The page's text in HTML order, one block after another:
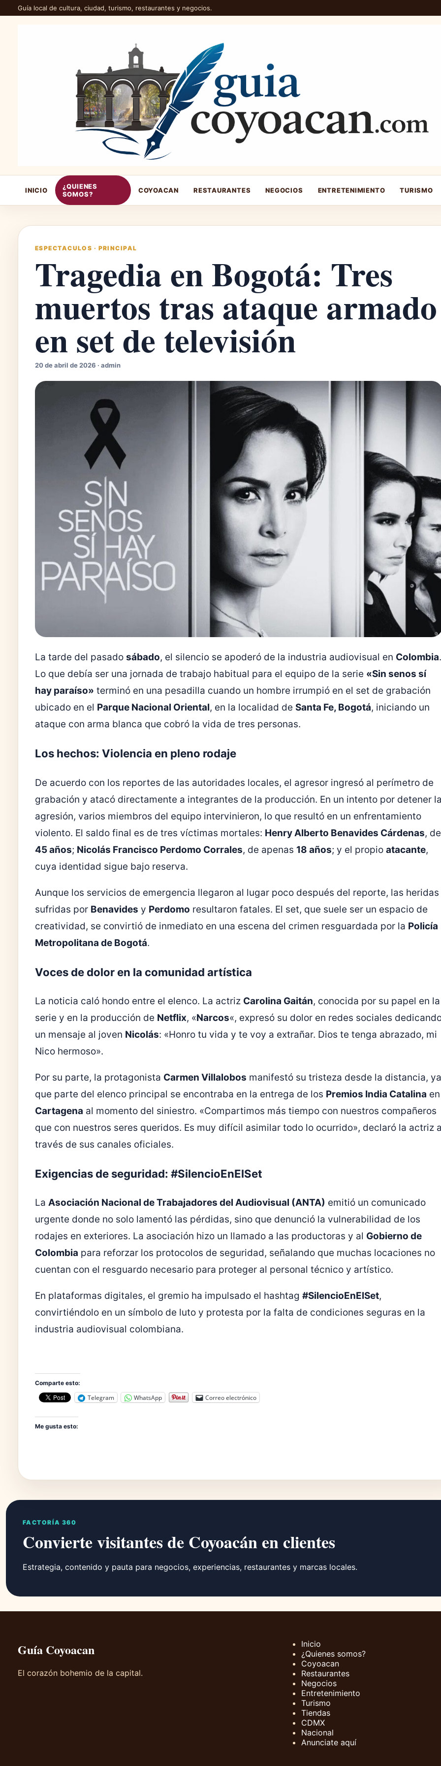
Guía local de cultura, ciudad, turismo, restaurantes y negocios.
INICIO
¿QUIENES
SOMOS?
COYOACAN RESTAURANTES NEGOCIOS ENTRETENIMIENTO TURISMO
ESPECTACULOS · PRINCIPAL
Tragedia en Bogotá: Tres
muertos tras ataque armado
en set de televisión
20 de abril de 2026 · admin
La tarde del pasado sábado, el silencio se apoderó de la industria audiovisual en Colombia.
Lo que debía ser una jornada de trabajo habitual para el equipo de la serie «Sin senos sí
hay paraíso» terminó en una pesadilla cuando un hombre irrumpió en el set de grabación
ubicado en el Parque Nacional Oriental, en la localidad de Santa Fe, Bogotá, iniciando un
ataque con arma blanca que cobró la vida de tres personas.
Los hechos: Violencia en pleno rodaje
De acuerdo con los reportes de las autoridades locales, el agresor ingresó al perímetro de
grabación y atacó directamente a integrantes de la producción. En un intento por detener
agresión, varios miembros del equipo intervinieron, lo que resultó en un enfrentamiento
violento. El saldo final es de tres víctimas mortales: Henry Alberto Benavides Cárdenas, de
45 años; Nicolás Francisco Perdomo Corrales, de apenas 18 años; y el propio atacante,
cuya identidad sigue bajo reserva.
Aunque los servicios de emergencia llegaron al lugar poco después del reporte, las heridas
sufridas por Benavides y Perdomo resultaron fatales. El set, que suele ser un espacio de
creatividad, se convirtió de inmediato en una escena del crimen resguardada por la Policía
Metropolitana de Bogotá.
Voces de dolor en la comunidad artística
La noticia caló hondo entre el elenco. La actriz Carolina Gaitán, conocida por su papel en la
serie y en la producción de Netflix, «Narcos«, expresó su dolor en redes sociales
un mensaje al joven Nicolás: «Honro tu vida y te voy a extrañar. Dios te tenga abrazado, mi
Nico hermoso».
Por su parte, la protagonista Carmen Villalobos manifestó su tristeza desde la distancia, ya
que parte del elenco principal se encontraba en la entrega de los Premios India Catalina en
Cartagena al momento del siniestro. «Compartimos más tiempo con nuestros compañeros
que con nuestros seres queridos. Es muy difícil asimilar todo lo ocurrido», declaró la actriz
través de sus canales oficiales.
Exigencias de seguridad: #SilencioEnElSet
La Asociación Nacional de Trabajadores del Audiovisual (ANTA) emitió un comunicado
urgente donde no solo lamentó las pérdidas, sino que denunció la vulnerabilidad de los
rodajes en exteriores. La asociación hizo un llamado a las productoras y al Gobierno de
Colombia para reforzar los protocolos de seguridad, señalando que muchas locaciones no
cuentan con el resguardo necesario para proteger al personal técnico y artístico.
En plataformas digitales, el gremio ha impulsado el hashtag #SilencioEnElSet,
convirtiéndolo en un símbolo de luto y protesta por la falta de condiciones seguras en la
industria audiovisual colombiana.
Comparte esto:
Telegram WhatsApp Correo electrónico
Me gusta esto:
FACTORÍA 360
Convierte visitantes de Coyoacán en clientes
Estrategia, contenido y pauta para negocios, experiencias, restaurantes y marcas locales.
Guía Coyoacan
El corazón bohemio de la capital.
Inicio
¿Quienes somos?
Coyoacan
Restaurantes
Negocios
Entretenimiento
Turismo
Tiendas
CDMX
Nacional
Anunciate aquí